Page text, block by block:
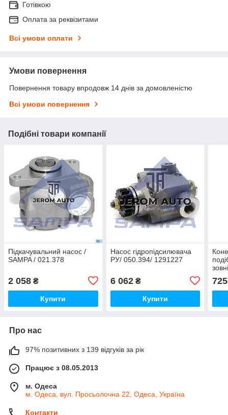
Готівкою
Оплата за реквізитами
Всі умови оплати
Умови повернення
Повернення товару впродовж 14 днів за домовленістю
Всі умови повернення
Подібні товари компанії
Підкачувальний насос /
SAMPA / 021.378
2 058 ₴
Купити
Насос гідропідсилювача
РУ/ 050.394/ 1291227
6 062₴
Купити
725
Про нас
97% позитивних з 139 відгуків за рік
Працює з 08.05.2013
м. Одеса
м. Одеса, вул. Просьолочна 22, Одеса, Україна
Контакти